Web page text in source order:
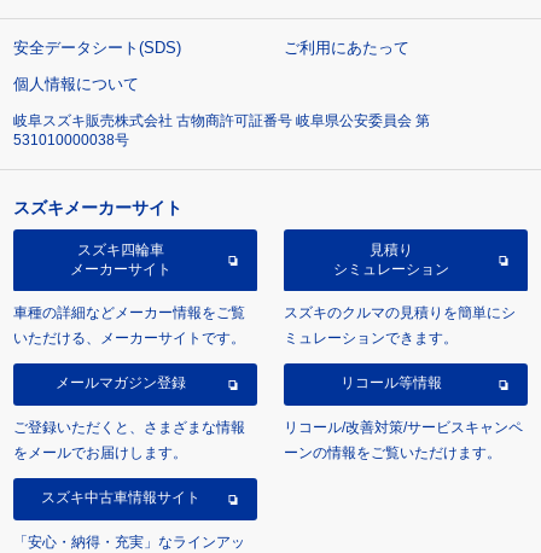
安全データシート(SDS)
ご利用にあたって
個人情報について
岐阜スズキ販売株式会社 古物商許可証番号 岐阜県公安委員会 第
531010000038号
スズキメーカーサイト
スズキ四輪車
メーカーサイト
車種の詳細などメーカー情報をご覧
いただける、メーカーサイトです。
見積り
シミュレーション
スズキのクルマの見積りを簡単にシ
ミュレーションできます。
メールマガジン登録
ご登録いただくと、さまざまな情報
をメールでお届けします。
リコール等情報
リコール/改善対策/サービスキャンペ
ーンの情報をご覧いただけます。
スズキ中古車情報サイト
「安心・納得・充実」なラインアッ